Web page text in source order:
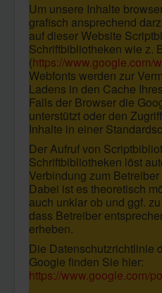
Um unsere Inhalte
grafisch ansprechend
auf dieser Website
Schriftbibliotheken wie z.
(https://www.google.com/
Webfonts werden zur
Ladens in den Cache
Falls der Browser die
unterstützt oder den
Inhalte in einer
Der Aufruf von
Schriftbibliotheken löst
Verbindung zum
Dabei ist es theoretisch
auch unklar ob und ggf.
dass Betreiber
erheben.
Die Datenschutzrichtlinie
Google finden Sie hier:
https://www.google.com/